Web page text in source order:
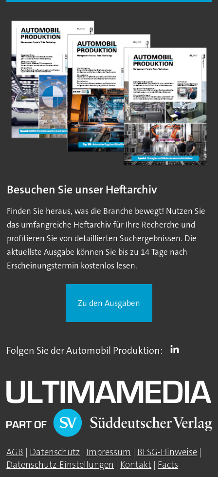
Besuchen Sie unser Heftarchiv
Finden Sie heraus, was die Branche bewegt! Nutzen Sie
das umfangreiche Heftarchiv für Ihre Recherche und
profitieren Sie von detaillierten Suchergebnissen. Die
aktuellste Ausgabe können Sie bis zu 14 Tage nach
Erscheinungstermin kostenlos lesen.
Zu den Ausgaben
Folgen Sie der Automobil Produktion:
AGB Datenschutz Impressum BFSG-Hinweise
Datenschutz-Einstellungen
Kontakt Facts